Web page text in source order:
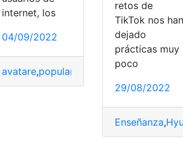
internet, los
04/09/2022
avatare,popularidad Sitios ,TikTok
retos de
TikTok nos han
dejado
prácticas muy
poco
29/08/2022
Enseñanza,